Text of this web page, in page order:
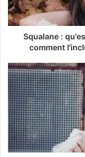
Squalane :
comment